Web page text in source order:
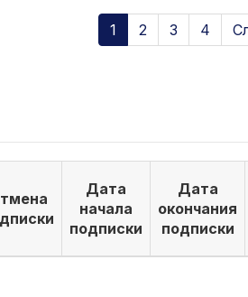
1 2 3 4
Дата
начала
подписки
Дата
окончания
подписки